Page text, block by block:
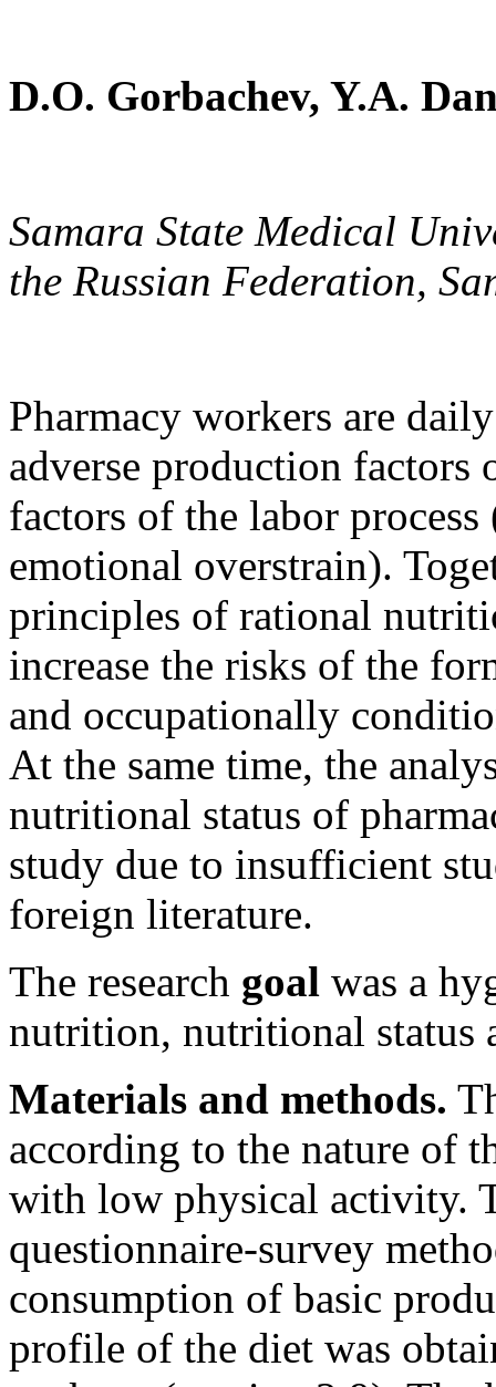
D.O. Gorbachev, Y.A.
Samara State Medical
the Russian Federation,
Pharmacy workers are
adverse production
factors of the labor
emotional overstrain).
principles of rational
increase the risks of the
and occupationally
At the same time, the
nutritional status of
study due to insufficient
foreign literature.
The research goal was a
nutrition, nutritional status
Materials and methods.
according to the nature of
with low physical activity.
questionnaire-survey
consumption of basic
profile of the diet was